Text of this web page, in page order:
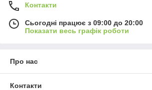
Контакти
Сьогодні працює з 09:00 до 20:00
Показати весь графік роботи
Про нас
Контакти